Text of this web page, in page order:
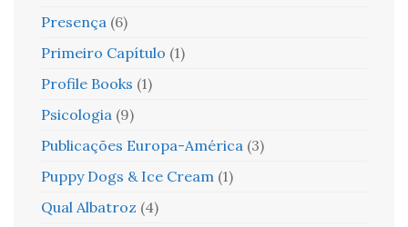
Presença (6)
Primeiro Capítulo (1)
Profile Books (1)
Psicologia (9)
Publicações Europa-América (3)
Puppy Dogs & Ice Cream (1)
Qual Albatroz (4)